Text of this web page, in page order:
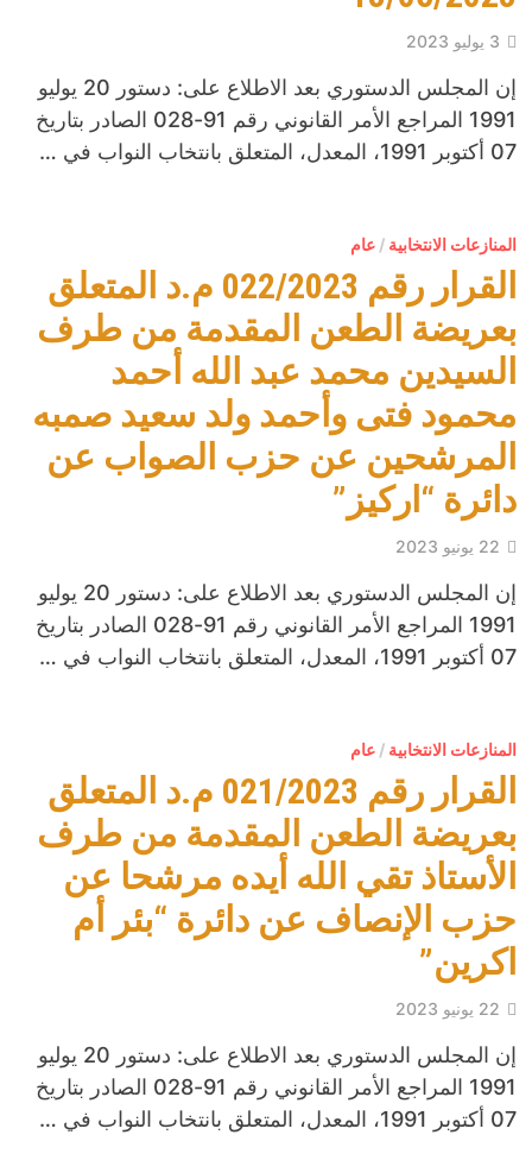
3 يوليو 2023
إن المجلس الدستوري بعد الاطلاع على: دستور 20 يوليو
1991 المراجع الأمر القانوني رقم 91-028 الصادر بتاريخ
07 أكتوبر 1991، المعدل، المتعلق بانتخاب النواب في …
المنازعات الانتخابية /عام
القرار رقم 022/2023 م.د المتعلق
بعريضة الطعن المقدمة من طرف
السيدين محمد عبد الله أحمد
محمود فتى وأحمد ولد سعيد صمبه
المرشحين عن حزب الصواب عن
دائرة “اركيز”
22 يونيو 2023
إن المجلس الدستوري بعد الاطلاع على: دستور 20 يوليو
1991 المراجع الأمر القانوني رقم 91-028 الصادر بتاريخ
07 أكتوبر 1991، المعدل، المتعلق بانتخاب النواب في …
المنازعات الانتخابية /عام
القرار رقم 021/2023 م.د المتعلق
بعريضة الطعن المقدمة من طرف
الأستاذ تقي الله أيده مرشحا عن
حزب الإنصاف عن دائرة “بئر أم
اكرين”
22 يونيو 2023
إن المجلس الدستوري بعد الاطلاع على: دستور 20 يوليو
1991 المراجع الأمر القانوني رقم 91-028 الصادر بتاريخ
07 أكتوبر 1991، المعدل، المتعلق بانتخاب النواب في …